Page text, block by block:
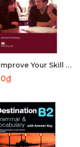
11A.21 Improve Your Skill Listening Speaking for IELTS 6.0-7.5-P119